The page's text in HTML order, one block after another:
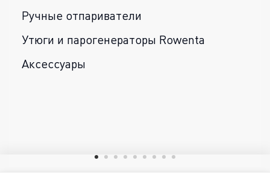
Ручные отпариватели
Утюги и парогенераторы Rowenta
Аксессуары